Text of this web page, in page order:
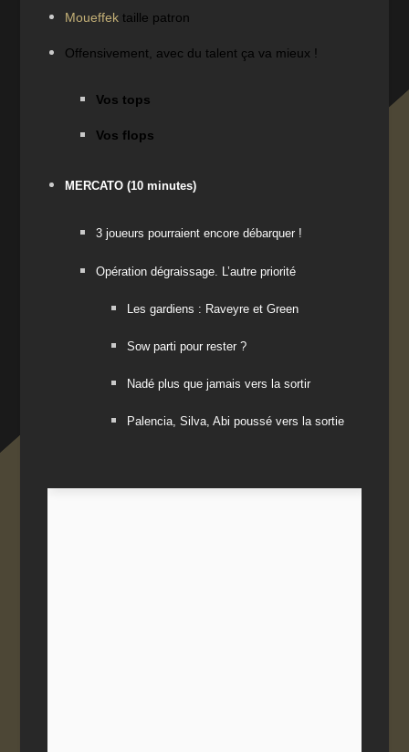
Moueffektaille patron
Offensivement, avec du talent ça va mieux !
Vos tops
Vos flops
MERCATO (10 minutes)
3 joueurs pourraient encore débarquer !
Opération dégraissage. L’autre priorité
Les gardiens : Raveyre et Green
Sow parti pour rester ?
Nadé plus que jamais vers la sortir
Palencia, Silva, Abi poussé vers la sortie